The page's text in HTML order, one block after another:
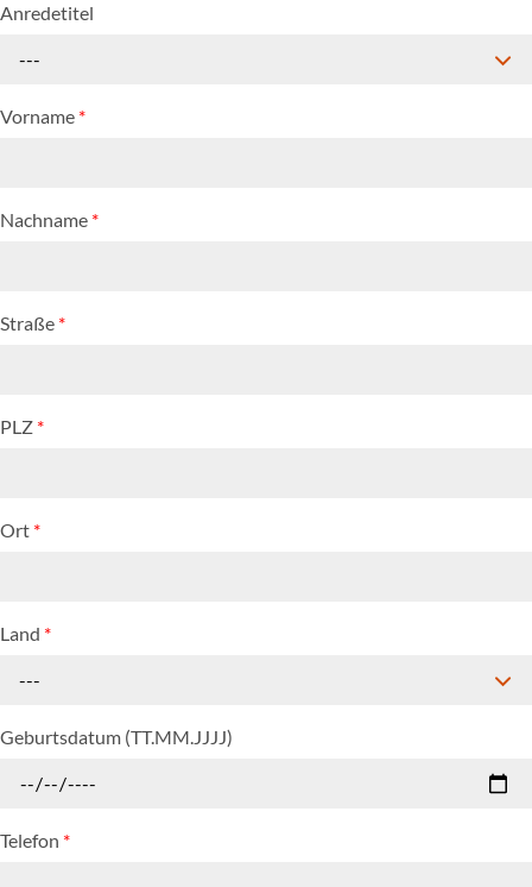
Anredetitel
---
Vorname *
Nachname *
Straße *
PLZ *
Ort *
Land *
---
Geburtsdatum (TT.MM.JJJJ)
Telefon *